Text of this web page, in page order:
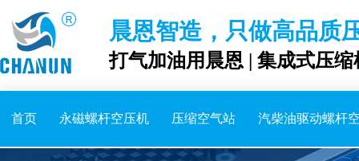
晨恩智造，只做高品质
打气加油用晨恩 | 集成式压
首页 永磁螺杆空压机 压缩空气站 汽柴油驱动螺杆